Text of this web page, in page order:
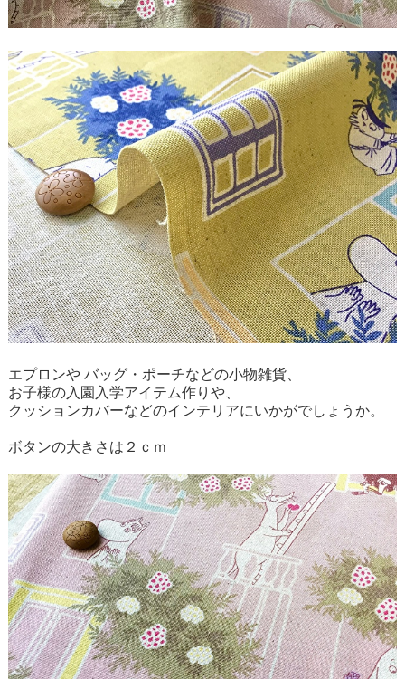
エプロンや バッグ・ポーチなどの小物雑貨、
お子様の入園入学アイテム作りや、
クッションカバーなどのインテリアにいかがでしょうか。
ボタンの大きさは２ｃｍ